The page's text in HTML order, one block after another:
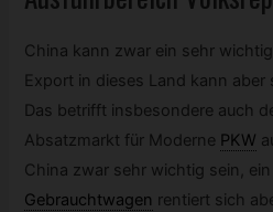
China kann zwar ein sehr
Export in dieses Land kann
Das betrifft insbesondere auch
Absatzmarkt für Moderne PKW
China zwar sehr wichtig sein,
Gebrauchtwagen rentiert sich